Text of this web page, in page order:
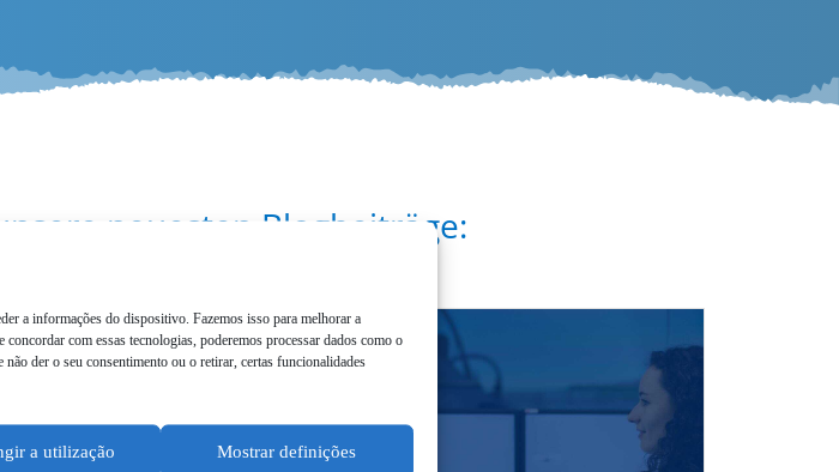
a infor­ma­ções do dispo­si­tivo. Fazemos isso para melhorar a
com essas tecno­lo­gi­as, podere­mos proces­sar dados como o
der o seu consen­ti­men­to ou o retirar, certas funcio­nal­ida­des
a utilização Mostrar definições
neues­ten Blogbeiträge: